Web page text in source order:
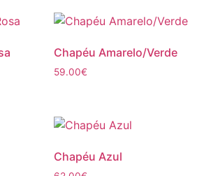
Chapéu Amarelo/Verde
59.00€
Chapéu Azul